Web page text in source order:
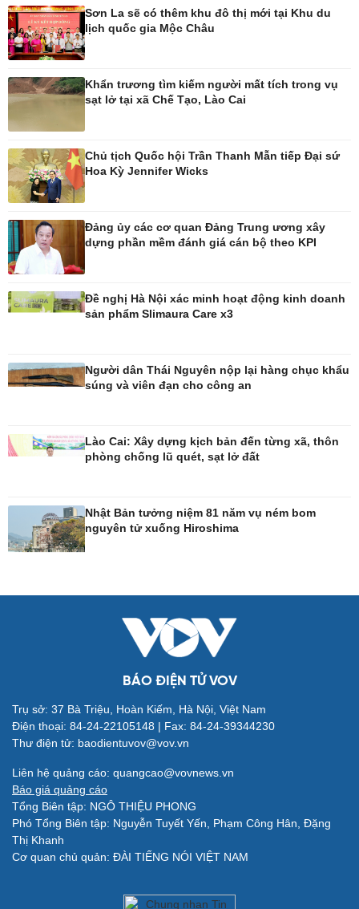
Tư vấn luật
Bóng đá Việt Nam
Thế giới thể thao
Ô tô - Xe máy
Xe máy
Tư vấn
Doanh nghiệp 24h
Doanh nhân
Công nghệ
Chuyển đổi số
Sức khỏe
Nhi khoa
Nam khoa
Ăn sạch sống khỏe
Văn hóa
Sân khấu - Điện ảnh
Âm nhạc
Giải trí
Nghệ sĩ
Thời trang
Du lịch
Săn Tour
Sơn La sẽ có thêm khu đô thị mới tại Khu du
lịch quốc gia Mộc Châu
Khẩn trương tìm kiếm người mất tích trong vụ
sạt lở tại xã Chế Tạo, Lào Cai
Chủ tịch Quốc hội Trần Thanh Mẫn tiếp Đại sứ
Hoa Kỳ Jennifer Wicks
Đảng ủy các cơ quan Đảng Trung ương xây
dựng phần mềm đánh giá cán bộ theo KPI
Đề nghị Hà Nội xác minh hoạt động kinh doanh
sản phẩm Slimaura Care x3
Người dân Thái Nguyên nộp lại hàng chục khẩu
súng và viên đạn cho công an
Lào Cai: Xây dựng kịch bản đến từng xã, thôn
phòng chống lũ quét, sạt lở đất
Nhật Bản tưởng niệm 81 năm vụ ném bom
nguyên tử xuống Hiroshima
BÁO ĐIỆN TỬ VOV
Trụ sở: 37 Bà Triệu, Hoàn Kiếm, Hà Nội, Việt Nam
Điện thoại: 84-24-22105148 | Fax: 84-24-39344230
Thư điện tử: baodientuvov@vov.vn
Liên hệ quảng cáo: quangcao@vovnews.vn
Báo giá quảng cáo
Tổng Biên tập: NGÔ THIỆU PHONG
Phó Tổng Biên tập: Nguyễn Tuyết Yến, Phạm Công Hân, Đặng
Thị Khanh
Cơ quan chủ quản: ĐÀI TIẾNG NÓI VIỆT NAM